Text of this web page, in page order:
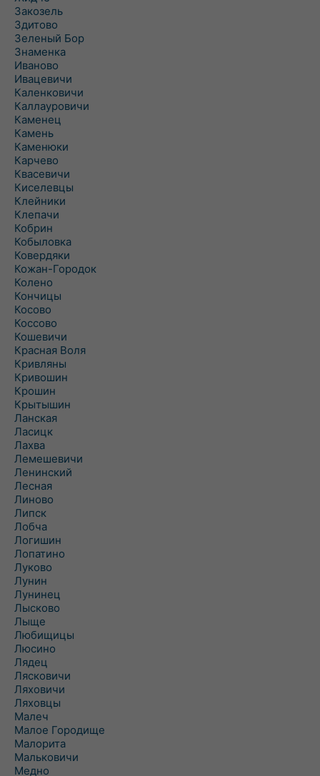
Закозель
Здитово
Зеленый Бор
Знаменка
Иваново
Ивацевичи
Каленковичи
Каллауровичи
Каменец
Камень
Каменюки
Карчево
Квасевичи
Киселевцы
Клейники
Клепачи
Кобрин
Кобыловка
Ковердяки
Кожан-Городок
Колено
Кончицы
Косово
Коссово
Кошевичи
Красная Воля
Кривляны
Кривошин
Крошин
Крытышин
Ланская
Ласицк
Лахва
Лемешевичи
Ленинский
Лесная
Линово
Липск
Лобча
Логишин
Лопатино
Луково
Лунин
Лунинец
Лысково
Лыще
Любищицы
Люсино
Лядец
Лясковичи
Ляховичи
Ляховцы
Малеч
Малое Городище
Малорита
Мальковичи
Медно